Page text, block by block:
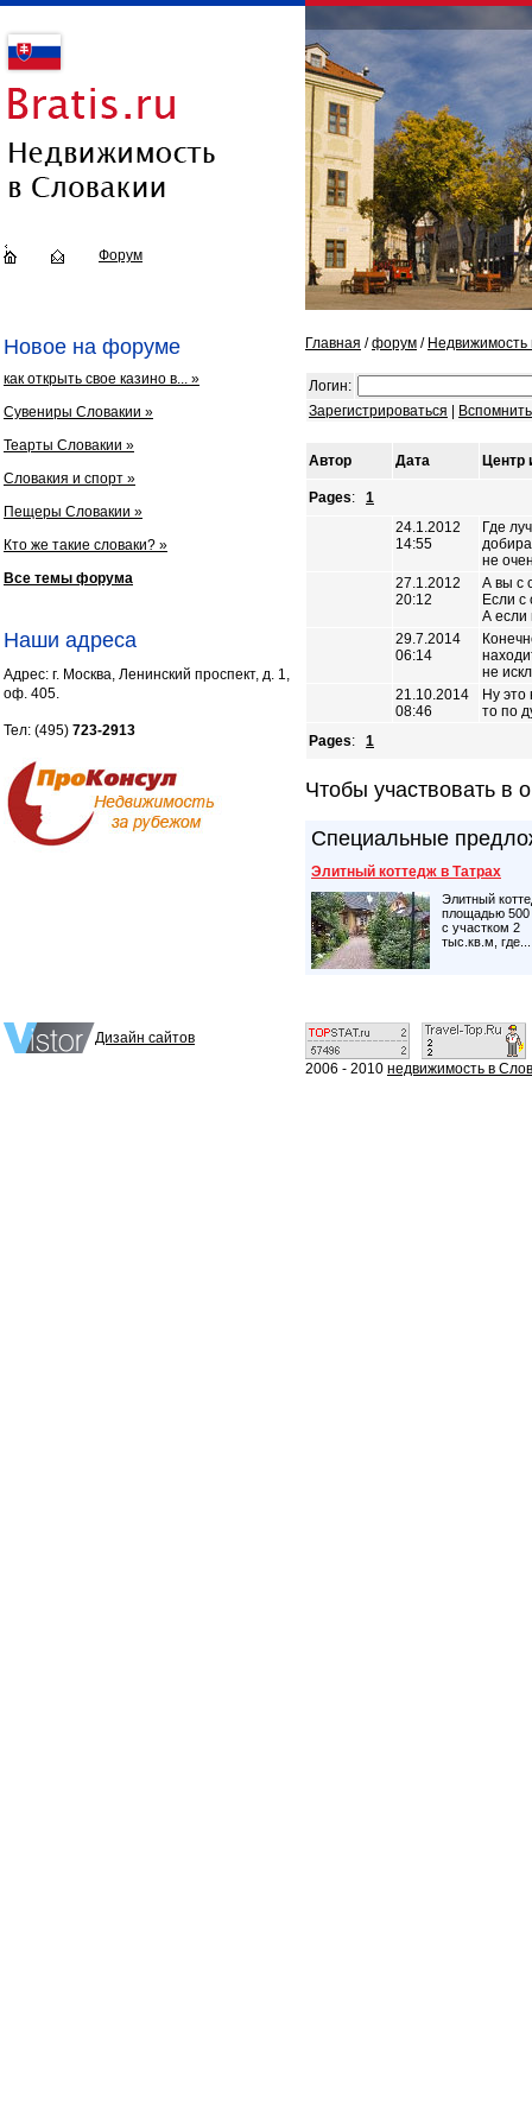
Форум
Новое на форуме
как открыть свое казино в... »
Сувениры Словакии »
Теарты Словакии »
Словакия и спорт »
Пещеры Словакии »
Кто же такие словаки? »
Все темы форума
Наши адреса
Адрес: г. Москва, Ленинский проспект, д. 1,
оф. 405.
Тел: (495) 723-2913
Главная /форум / Недвижимость
Логин:
Зарегистрироваться
Автор Дата Центр
Pages: 1
24.1.2012
14:55
Где
не
27.1.2012
20:12
А вы с
Если с
А если
29.7.2014
06:14
не
21.10.2014
08:46
Ну это
то по
Pages: 1
Чтобы участвовать в
Специальные
Элитный коттедж в Татрах
Элитный
площадью 500
с участком 2
тыс.кв.м, где...
Дизайн сайтов
2006 - 2010 недвижимость в